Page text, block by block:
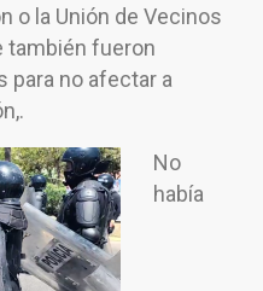
o la Unión de Vecinos
también fueron
para no afectar a
No
había